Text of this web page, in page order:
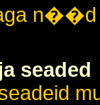
n��d
seaded